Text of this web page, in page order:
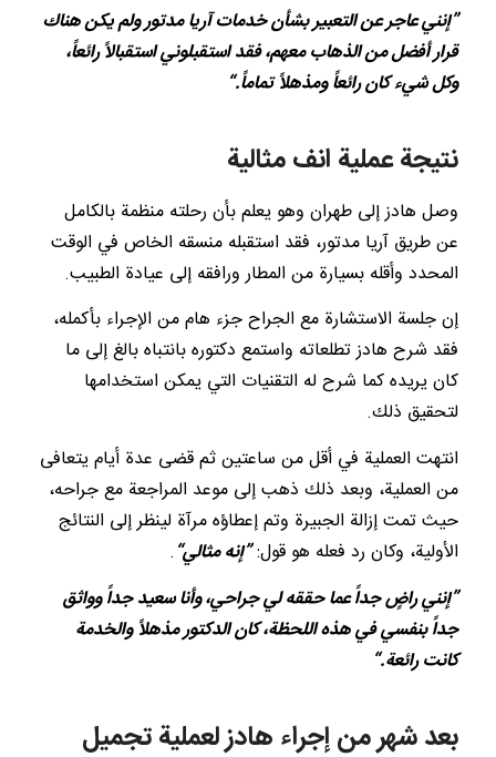
”إنني عاجر عن التعبير بشأن خدمات آريا مدتور ولم يكن هناك
قرار أفضل من الذهاب معهم، فقد استقبلوني استقبالاً رائعاً،
وكل شيء كان رائعاً ومذهلاً تماماً.“
نتيجة عملية انف مثالية
وصل هادز إلى طهران وهو يعلم بأن رحلته منظمة بالكامل
عن طريق آريا مدتور، فقد استقبله منسقه الخاص في الوقت
المحدد وأقله بسيارة من المطار ورافقه إلى عيادة الطبيب.
إن جلسة الاستشارة مع الجراح جزء هام من الإجراء بأكمله،
فقد شرح هادز تطلعاته واستمع دكتوره بانتباه بالغ إلى ما
كان يريده كما شرح له التقنيات التي يمكن استخدامها
لتحقيق ذلك.
انتهت العملية في أقل من ساعتين ثم قضى عدة أيام يتعافى
من العملية، وبعد ذلك ذهب إلى موعد المراجعة مع جراحه،
حيث تمت إزالة الجبيرة وتم إعطاؤه مرآة لينظر إلى النتائج
الأولية، وكان رد فعله هو قول:”إنه مثالي“.
”إنني راضٍ جداً عما حققه لي جراحي، وأنا سعيد جداً وواثق
جداً بنفسي في هذه اللحظة، كان الدكتور مذهلاً والخدمة
كانت رائعة.“
بعد شهر من إجراء هادز لعملية تجميل